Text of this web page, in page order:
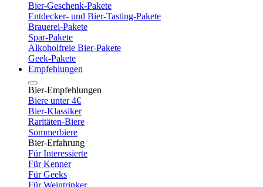
Bier-Geschenk-Pakete
Entdecker- und Bier-Tasting-Pakete
Brauerei-Pakete
Spar-Pakete
Alkoholfreie Bier-Pakete
Geek-Pakete
Empfehlungen
Bier-Empfehlungen
Biere unter 4€
Bier-Klassiker
Raritäten-Biere
Sommerbiere
Bier-Erfahrung
Für Interessierte
Für Kenner
Für Geeks